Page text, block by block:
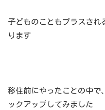
子どものこともプラスされ
ります
移住前にやったことの中で
ックアップしてみました